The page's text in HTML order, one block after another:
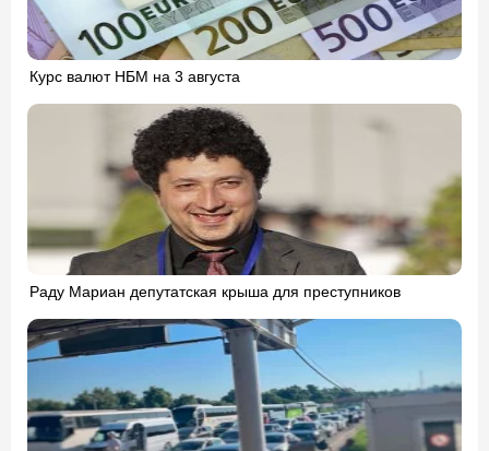
Курс валют НБМ на 3 августа
Раду Мариан депутатская крыша для преступников